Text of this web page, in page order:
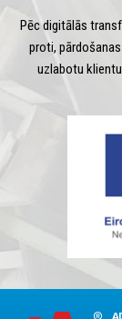
Pēc digitālās
proti,
uzlabotu